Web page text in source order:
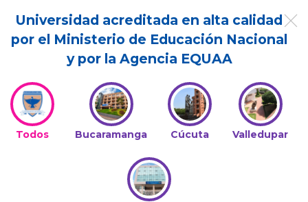
Universidad acreditada en alta calidad
por el Ministerio de Educación Nacional
y por la Agencia EQUAA
Todos Bucaramanga Cúcuta Valledupar